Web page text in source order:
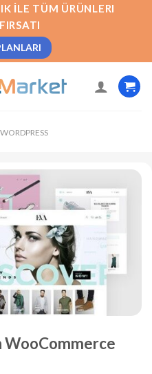
İLE TÜM ÜRÜNLERI
WORDPRESS
WooCommerce